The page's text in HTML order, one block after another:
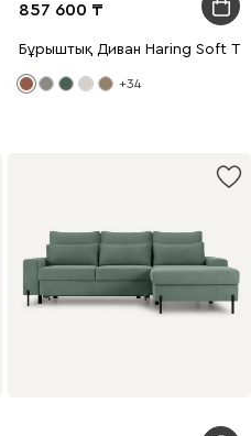
857 600
Бұрыштық Диван Haring Soft
+34